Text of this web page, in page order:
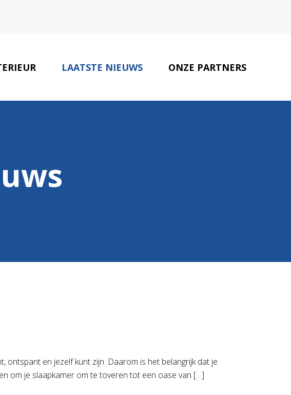
LAATSTE NIEUWS ONZE PARTNERS
ontspant en jezelf kunt zijn. Daarom is het belangrijk dat je
om je slaapkamer om te toveren tot een oase van […]